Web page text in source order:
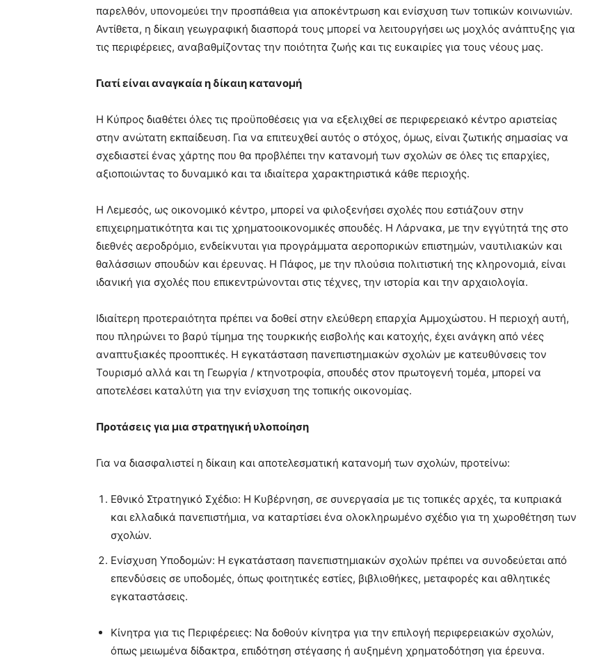
παρελθόν, υπονομεύει την προσπάθεια για αποκέντρωση και ενίσχυση των τοπικών κοινωνιών.
Αντίθετα, η δίκαιη γεωγραφική διασπορά τους μπορεί να λειτουργήσει ως μοχλός ανάπτυξης για
τις περιφέρειες, αναβαθμίζοντας την ποιότητα ζωής και τις ευκαιρίες για τους νέους μας.
Γιατί είναι αναγκαία η δίκαιη κατανομή
Η Κύπρος διαθέτει όλες τις προϋποθέσεις για να εξελιχθεί σε περιφερειακό κέντρο αριστείας
στην ανώτατη εκπαίδευση. Για να επιτευχθεί αυτός ο στόχος, όμως, είναι ζωτικής σημασίας να
σχεδιαστεί ένας χάρτης που θα προβλέπει την κατανομή των σχολών σε όλες τις επαρχίες,
αξιοποιώντας το δυναμικό και τα ιδιαίτερα χαρακτηριστικά κάθε περιοχής.
Η Λεμεσός, ως οικονομικό κέντρο, μπορεί να φιλοξενήσει σχολές που εστιάζουν στην
επιχειρηματικότητα και τις χρηματοοικονομικές σπουδές. Η Λάρνακα, με την εγγύτητά της στο
διεθνές αεροδρόμιο, ενδείκνυται για προγράμματα αεροπορικών επιστημών, ναυτιλιακών και
θαλάσσιων σπουδών και έρευνας. Η Πάφος, με την πλούσια πολιτιστική της κληρονομιά, είναι
ιδανική για σχολές που επικεντρώνονται στις τέχνες, την ιστορία και την αρχαιολογία.
Ιδιαίτερη προτεραιότητα πρέπει να δοθεί στην ελεύθερη επαρχία Αμμοχώστου. Η περιοχή αυτή,
που πληρώνει το βαρύ τίμημα της τουρκικής εισβολής και κατοχής, έχει ανάγκη από νέες
αναπτυξιακές προοπτικές. Η εγκατάσταση πανεπιστημιακών σχολών με κατευθύνσεις τον
Τουρισμό αλλά και τη Γεωργία / κτηνοτροφία, σπουδές στον πρωτογενή τομέα, μπορεί να
αποτελέσει καταλύτη για την ενίσχυση της τοπικής οικονομίας.
Προτάσεις για μια στρατηγική υλοποίηση
Για να διασφαλιστεί η δίκαιη και αποτελεσματική κατανομή των σχολών, προτείνω:
Εθνικό Στρατηγικό Σχέδιο: Η Κυβέρνηση, σε συνεργασία με τις τοπικές αρχές, τα κυπριακά
και ελλαδικά πανεπιστήμια, να καταρτίσει ένα ολοκληρωμένο σχέδιο για τη χωροθέτηση των
σχολών.
Ενίσχυση Υποδομών: Η εγκατάσταση πανεπιστημιακών σχολών πρέπει να συνοδεύεται από
επενδύσεις σε υποδομές, όπως φοιτητικές εστίες, βιβλιοθήκες, μεταφορές και αθλητικές
εγκαταστάσεις.
Κίνητρα για τις Περιφέρειες: Να δοθούν κίνητρα για την επιλογή περιφερειακών σχολών,
όπως μειωμένα δίδακτρα, επιδότηση στέγασης ή αυξημένη χρηματοδότηση για έρευνα.